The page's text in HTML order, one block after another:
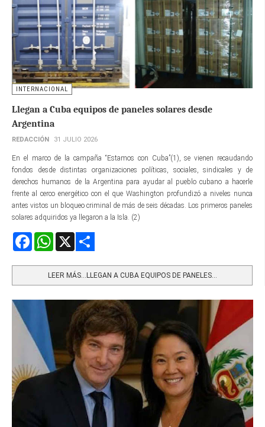
INTERNACIONAL
Llegan a Cuba equipos de paneles solares desde
Argentina
REDACCIÓN 31 JULIO 2026
En el marco de la campaña “Estamos con Cuba”(1), se vienen recaudando
fondos desde distintas organizaciones políticas, sociales, sindicales y de
derechos humanos de la Argentina para ayudar al pueblo cubano a hacerle
frente al cerco energético con el que Washington profundizó a niveles nunca
antes vistos un bloqueo criminal de más de seis décadas. Los primeros paneles
solares adquiridos ya llegaron a la Isla. (2)
FacebookWhatsApp
LEER MÁS…LLEGAN A CUBA EQUIPOS DE PANELES...